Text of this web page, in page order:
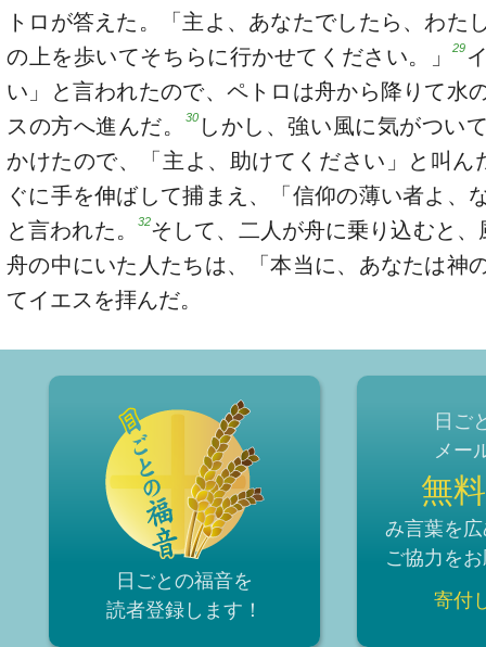
トロが答えた。「主よ、あなたでしたら、わた
の上を歩いてそちらに行かせてください。」29
い」と言われたので、ペトロは舟から降りて水
スの方へ進んだ。
30しかし、強い風に気がつい
かけたので、「主よ、助けてください」と叫ん
ぐに手を伸ばして捕まえ、「信仰の薄い者よ、
と言われた。
32そして、二人が舟に乗り込むと
舟の中にいた人たちは、「本当に、あなたは神
てイエスを拝んだ。
日ごとの福音を
読者登録 します！
日ご
メー
無料
み言葉を
ご協力を
寄付